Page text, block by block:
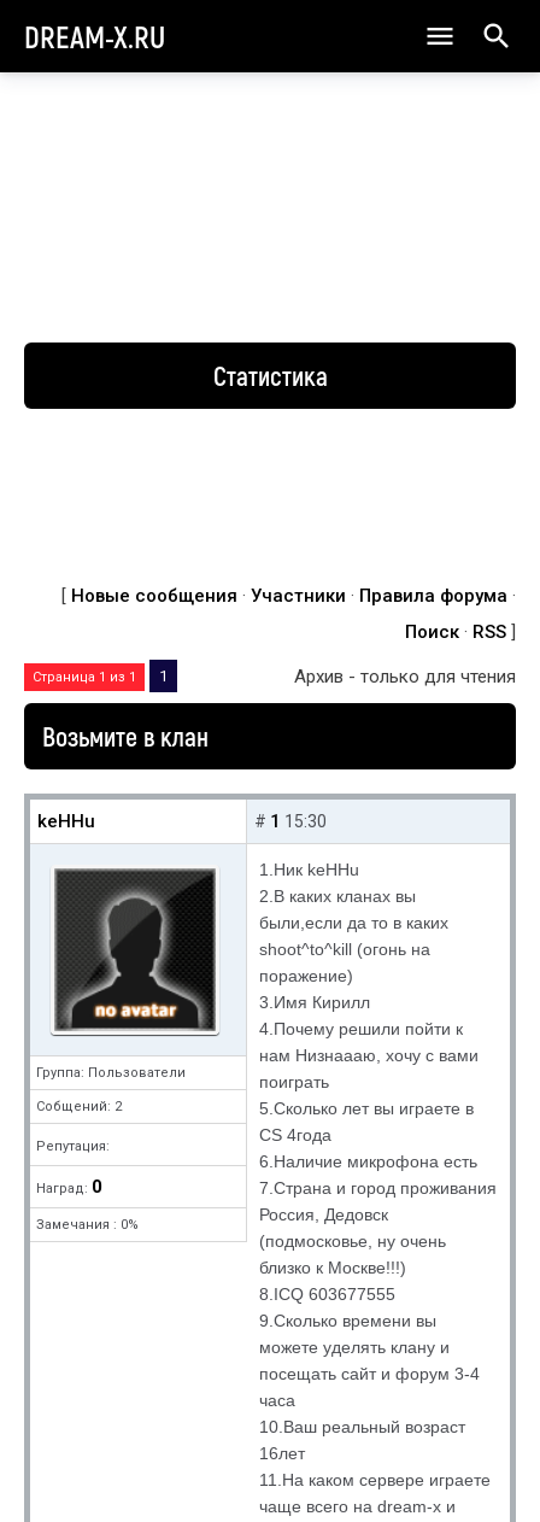
DREAM-X.RU
Статистика
[ Новые сообщения · Участники · Правила форума ·
Поиск · RSS ]
Страница 1 из 1 1 Архив - только для чтения
Возьмите в клан
keHHu
Группа: Пользователи
Собщений: 2
Репутация:
Наград: 0
Замечания : 0%
# 1 15:30
1.Ник keHHu
2.В каких кланах вы
были,если да то в каких
shoot^to^kill (огонь на
поражение)
3.Имя Кирилл
4.Почему решили пойти к
нам Низнаааю, хочу с вами
поиграть
5.Сколько лет вы играете в
CS 4года
6.Наличие микрофона есть
7.Страна и город проживания
Россия, Дедовск
(подмосковье, ну очень
близко к Москве!!!)
8.ICQ 603677555
9.Сколько времени вы
можете уделять клану и
посещать сайт и форум 3-4
часа
10.Ваш реальный возраст
16лет
11.На каком сервере играете
чаще всего на dream-x и